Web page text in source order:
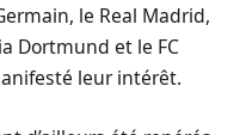
le Real Madrid,
Dortmund et le FC
leur intérêt.